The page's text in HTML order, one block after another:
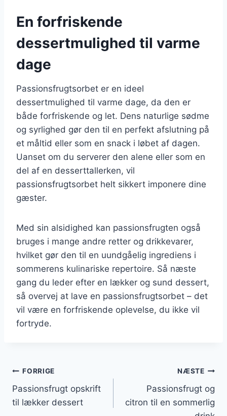
En forfriskende
dessertmulighed til varme
dage
Passionsfrugtsorbet er en ideel
dessertmulighed til varme dage, da den er
både forfriskende og let. Dens naturlige sødme
og syrlighed gør den til en perfekt afslutning på
et måltid eller som en snack i løbet af dagen.
Uanset om du serverer den alene eller som en
del af en desserttallerken, vil
passionsfrugtsorbet helt sikkert imponere dine
gæster.
Med sin alsidighed kan passionsfrugten også
bruges i mange andre retter og drikkevarer,
hvilket gør den til en uundgåelig ingrediens i
sommerens kulinariske repertoire. Så næste
gang du leder efter en lækker og sund dessert,
så overvej at lave en passionsfrugtsorbet – det
vil være en forfriskende oplevelse, du ikke vil
fortryde.
Indlægsnavigation
FORRIGE
Passionsfrugt opskrift
til lækker dessert
NÆSTE
Passionsfrugt og
citron til en sommerlig